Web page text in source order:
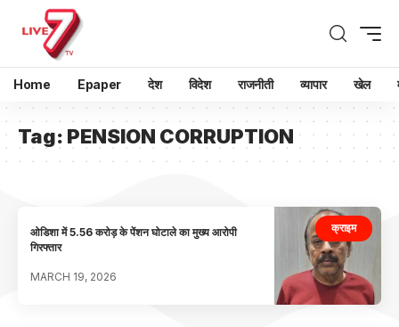
Home Epaper देश विदेश राजनीती व्यापार खेल
Tag: PENSION CORRUPTION
क्राइम
ओडिशा में 5.56 करोड़ के पेंशन घोटाले का मुख्य आरोपी
गिरफ्तार
MARCH 19, 2026